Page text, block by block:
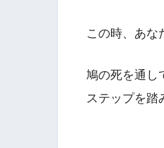
この時、あな
鳩の死を通し
ステップを踏